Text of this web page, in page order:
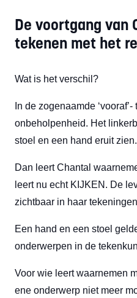
De voortgang van
tekenen met het
Wat is het verschil?
In de zogenaamde
onbeholpenheid. Het
stoel en een hand eruit zien.
Dan leert Chantal
leert nu echt KIJKEN. De
zichtbaar in haar
Een hand en een stoel
onderwerpen in de
Voor wie leert waarnemen
ene onderwerp niet meer